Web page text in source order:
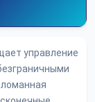
управление